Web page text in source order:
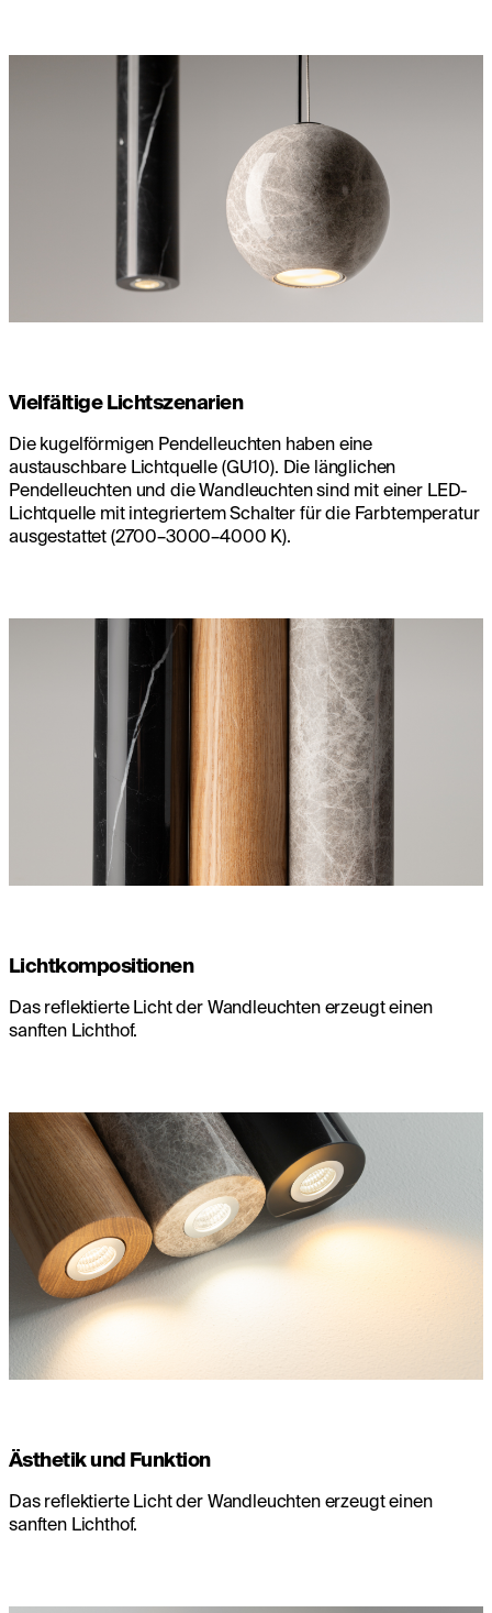
Vielfältige Lichtszenarien
Die kugelförmigen Pendelleuchten haben eine
austauschbare Lichtquelle (GU10). Die länglichen
Pendelleuchten und die Wandleuchten sind mit einer LED-
Lichtquelle mit integriertem Schalter für die Farbtemperatur
ausgestattet (2700–3000–4000 K).
Lichtkompositionen
Das reflektierte Licht der Wandleuchten erzeugt einen
sanften Lichthof.
Ästhetik und Funktion
Das reflektierte Licht der Wandleuchten erzeugt einen
sanften Lichthof.